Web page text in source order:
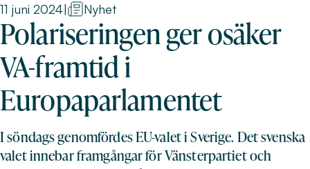
11 juni 2024| Nyhet
Polariseringen ger osäker
VA-framtid i
Europaparlamentet
I söndags genomfördes EU-valet i Sverige. Det svenska
valet innebar framgångar för Vänsterpartiet och